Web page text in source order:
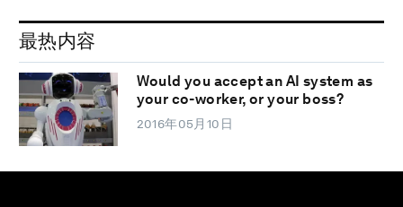
最热内容
Would you accept an AI system as
your co-worker, or your boss?
2016年05月10日